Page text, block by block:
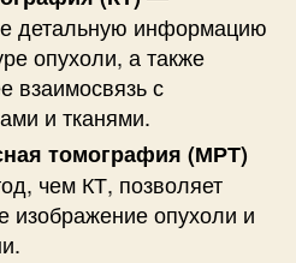
детальную информацию
опухоли, а также
взаимосвязь с
и тканями.
томография (МРТ)
чем КТ, позволяет
изображение опухоли и